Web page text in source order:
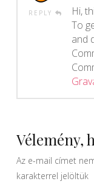
REPLY
Hi,
To
and
Vélemény,
Az e-mail címet
karakterrel jelöltük